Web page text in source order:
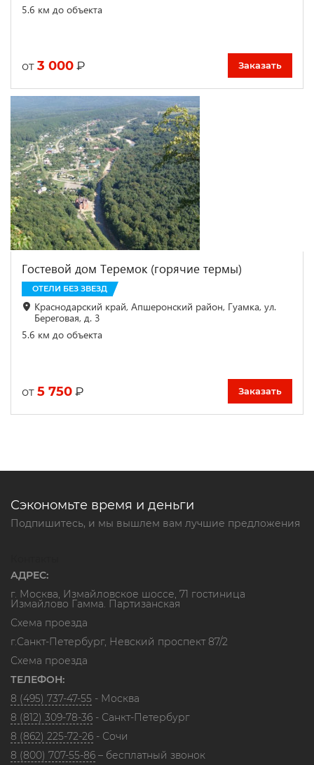
5.6 км до объекта
от 3 000 ₽ Заказать
Гостевой дом Теремок (горячие термы)
ОТЕЛИ БЕЗ ЗВЕЗД
Краснодарский край, Апшеронский район, Гуамка, ул.
Береговая, д. 3
5.6 км до объекта
от 5 750 ₽ Заказать
Сэкономьте время и деньги
Подпишитесь, и мы вышлем вам лучшие предложения
АДРЕС:
г. Москва, Измайловское шоссе, 71 гостиница
Измайлово Гамма. Партизанская
Схема проезда
г.Санкт-Петербург, Невский проспект 87/2
Схема проезда
ТЕЛЕФОН:
8 (495) 737-47-55 - Москва
8 (812) 309-78-36 - Санкт-Петербург
8 (862) 225-72-26 - Сочи
8 (800) 707-55-86 – бесплатный звонок